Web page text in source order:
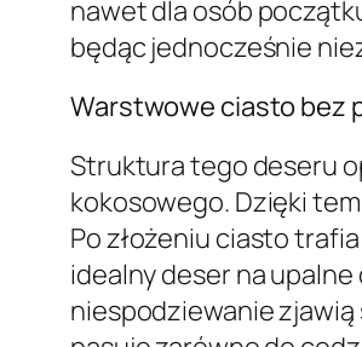
nawet dla osób
będąc jednocześnie
Warstwowe ciasto bez
Struktura tego deseru
kokosowego. Dzięki
Po złożeniu ciasto
idealny deser na
niespodziewanie